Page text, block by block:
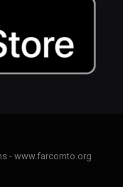
- www.farcomto.org